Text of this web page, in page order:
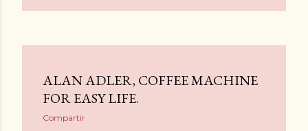
ALAN ADLER, COFFEE MACHINE
FOR EASY LIFE.
Compartir